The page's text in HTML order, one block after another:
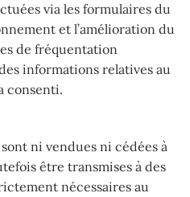
via les formulaires du
et l’amélioration du
de fréquentation
informations relatives au
consenti.
ni vendues ni cédées à
être transmises à des
nécessaires au